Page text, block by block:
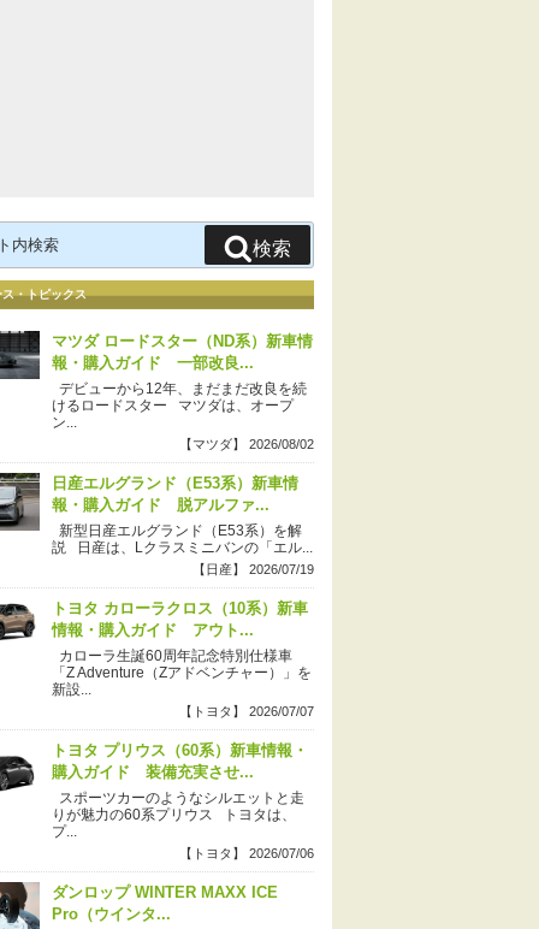
検索
ス・トピックス
マツダ ロードスター（ND系）新車情
報・購入ガイド 一部改良...
デビューから12年、まだまだ改良を続
けるロードスター マツダは、オープ
ン...
【マツダ】 2026/08/02
日産エルグランド（E53系）新車情
報・購入ガイド 脱アルファ...
新型日産エルグランド（E53系）を解
説 日産は、Lクラスミニバンの「エル...
【日産】 2026/07/19
トヨタ カローラクロス（10系）新車
情報・購入ガイド アウト...
カローラ生誕60周年記念特別仕様車
「Z Adventure（Zアドベンチャー）」を
新設...
【トヨタ】 2026/07/07
トヨタ プリウス（60系）新車情報・
購入ガイド 装備充実させ...
スポーツカーのようなシルエットと走
りが魅力の60系プリウス トヨタは、
プ...
【トヨタ】 2026/07/06
ダンロップ WINTER MAXX ICE
Pro（ウインタ...